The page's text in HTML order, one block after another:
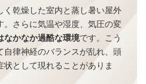
乾燥した室内と蒸し暑い屋外
さらに気温や湿度、気圧の変
なかなか過酷な環境です。こう
自律神経のバランスが乱れ、頭
として現れることがありま